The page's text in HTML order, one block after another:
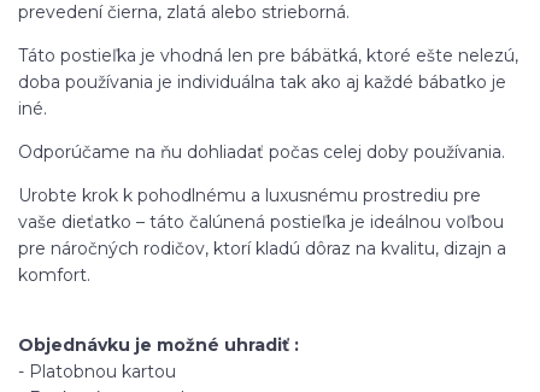
prevedení čierna, zlatá alebo strieborná.
Táto postieľka je vhodná len pre bábätká, ktoré ešte nelezú,
doba používania je individuálna tak ako aj každé bábatko je
iné.
Odporúčame na ňu dohliadať počas celej doby používania.
Urobte krok k pohodlnému a luxusnému prostrediu pre
vaše dieťatko – táto čalúnená postieľka je ideálnou voľbou
pre náročných rodičov, ktorí kladú dôraz na kvalitu, dizajn a
komfort.
Objednávku je možné uhradiť :
- Platobnou kartou